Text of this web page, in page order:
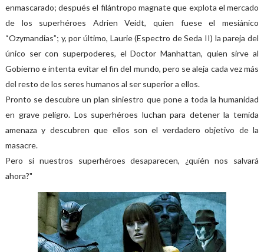
enmascarado; después el filántropo magnate que explota el mercado
de los superhéroes Adrien Veidt, quien fuese el mesiánico
“Ozymandias”; y, por último, Laurie (Espectro de Seda II) la pareja del
único ser con superpoderes, el Doctor Manhattan, quien sirve al
Gobierno e intenta evitar el fin del mundo, pero se aleja cada vez más
del resto de los seres humanos al ser superior a ellos.
Pronto se descubre un plan siniestro que pone a toda la humanidad
en grave peligro. Los superhéroes luchan para detener la temida
amenaza y descubren que ellos son el verdadero objetivo de la
masacre.
Pero si nuestros superhéroes desaparecen, ¿quién nos salvará
ahora?"